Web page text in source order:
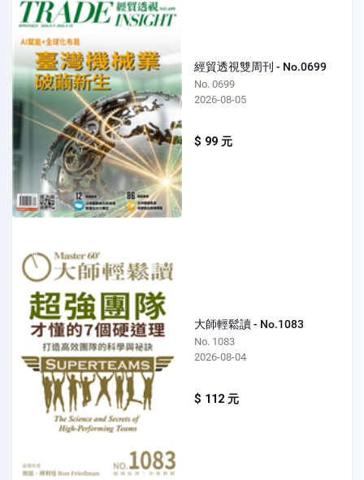
經貿透視雙周刊 - No.0699
No. 0699
2026-08-05
$ 99 元
大師輕鬆讀 - No.1083
No. 1083
2026-08-04
$ 112 元